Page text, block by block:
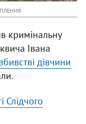
кримінальну
Івана
дівчини
Слідчого